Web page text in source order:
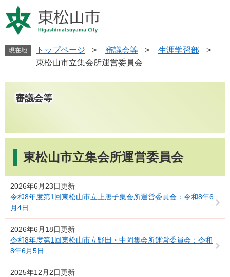
ー
ジ
す
ニ
ュ
し
現在地 トップページ > 審議会等 > 生涯学習部
>
東松山市立集会所運営委員会
審議会等
東松山市立集会所運営委員会
2026年6月23日更新
令和8年度第1回東松山市立上唐子集会所運営委員会：令和8年6
月4日
2026年6月18日更新
令和8年度第1回東松山市立野田・中岡集会所運営委員会：令和
8年6月5日
2025年12月2日更新